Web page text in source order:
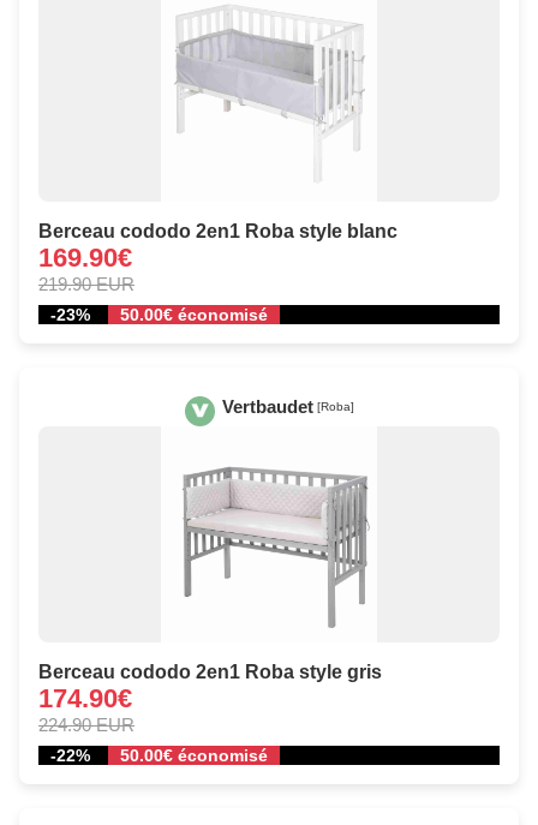
Berceau cododo 2en1 Roba style blanc
169.90€
219.90 EUR
-23% 50.00€ économisé
Vertbaudet [Roba]
Berceau cododo 2en1 Roba style gris
174.90€
224.90 EUR
-22% 50.00€ économisé